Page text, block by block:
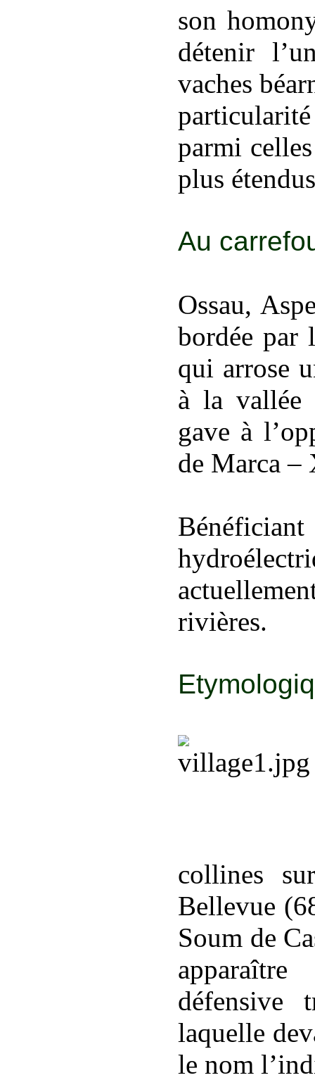
son
détenir
vaches
parmi
plus
Au
Ossau,
bordée par
qui arrose
à la vallée
gave à
de Marca –
rivières.
collines
Bellevue
Soum de
défensive
laquelle
le nom